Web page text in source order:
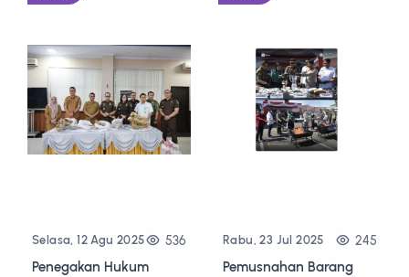
Selasa, 12 Agu 2025 536
Penegakan Hukum
Rabu, 23 Jul 2025 245
Pemusnahan Barang